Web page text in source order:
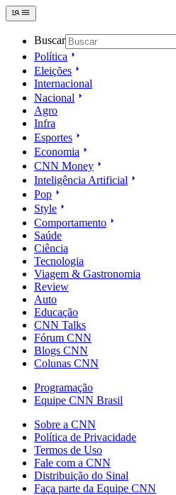
Buscar
Política
Eleições
Internacional
Nacional
Agro
Infra
Esportes
Economia
CNN Money
Inteligência Artificial
Pop
Style
Comportamento
Saúde
Ciência
Tecnologia
Viagem & Gastronomia
Review
Auto
Educação
CNN Talks
Fórum CNN
Blogs CNN
Colunas CNN
Programação
Equipe CNN Brasil
Sobre a CNN
Política de Privacidade
Termos de Uso
Fale com a CNN
Distribuição do Sinal
Faça parte da Equipe CNN